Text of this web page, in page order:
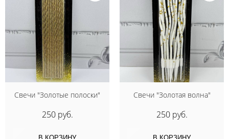
Свечи "Золотые полоски"
250 руб.
Свечи "Золотая волна"
250 руб.